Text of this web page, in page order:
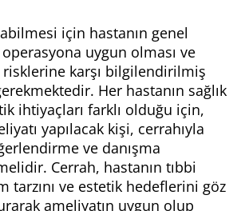
için hastanın genel
uygun olması ve
risklerine karşı bilgilendirilmiş
Her hastanın sağlık
ihtiyaçları farklı olduğu için,
yapılacak kişi, cerrahıyla
ve danışma
Cerrah, hastanın tıbbi
tarzını ve estetik hedeflerini göz
ameliyatın uygun olup